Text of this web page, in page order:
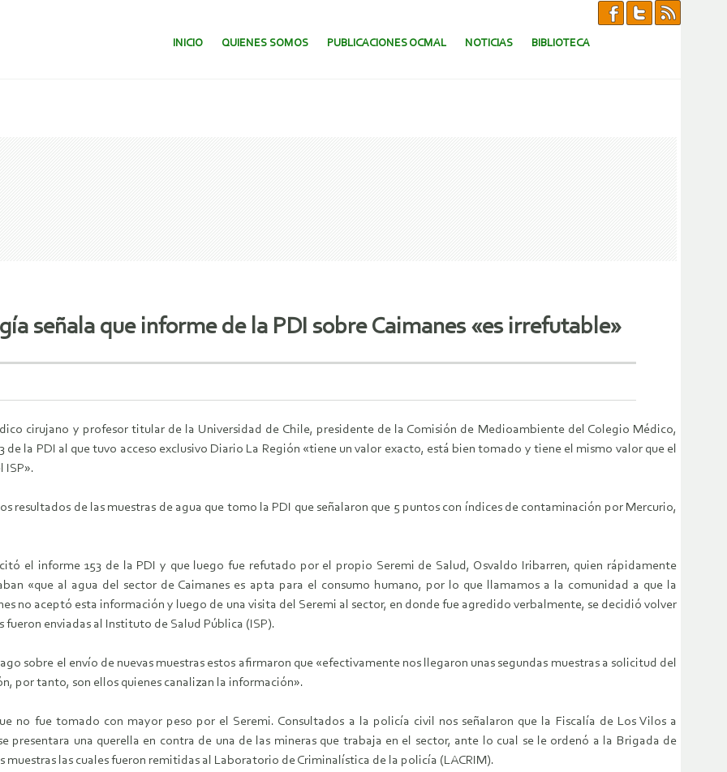
SALTAR AL CONTENIDO.
INICIO QUIENES SOMOS PUBLICACIONES OCMAL NOTICIAS BIBLIOTECA
señala que informe de la PDI sobre Caimanes «es irrefutable»
cirujano y profesor titular de la Universidad de Chile, presidente de la Comisión de Medioambiente del Colegio Médico,
de la PDI al que tuvo acceso exclusivo Diario La Región «tiene un valor exacto, está bien tomado y tiene el mismo valor que el
ISP».
resultados de las muestras de agua que tomo la PDI que señalaron que 5 puntos con índices de contaminación por Mercurio,
el informe 153 de la PDI y que luego fue refutado por el propio Seremi de Salud, Osvaldo Iribarren, quien rápidamente
«que al agua del sector de Caimanes es apta para el consumo humano, por lo que llamamos a la comunidad a que la
no aceptó esta información y luego de una visita del Seremi al sector, en donde fue agredido verbalmente, se decidió volver
enviadas al Instituto de Salud Pública (ISP).
sobre el envío de nuevas muestras estos afirmaron que «efectivamente nos llegaron unas segundas muestras a solicitud del
por tanto, son ellos quienes canalizan la información».
no fue tomado con mayor peso por el Seremi. Consultados a la policía civil nos señalaron que la Fiscalía de Los Vilos a
presentara una querella en contra de una de las mineras que trabaja en el sector, ante lo cual se le ordenó a la Brigada de
las cuales fueron remitidas al Laboratorio de Criminalística de la policía (LACRIM).